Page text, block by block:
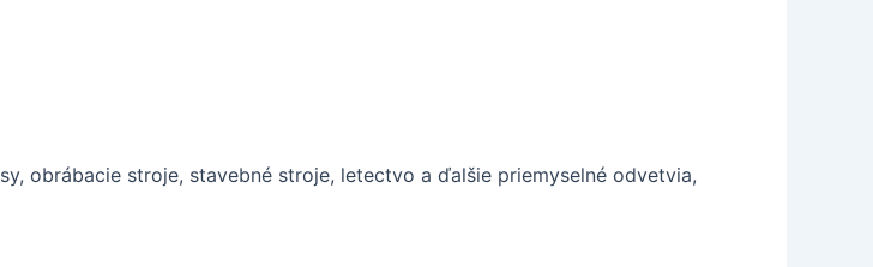
obrábacie stroje, stavebné stroje, letectvo a ďalšie priemyselné odvetvia,